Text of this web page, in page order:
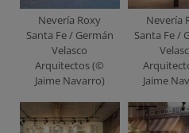
Nevería Roxy
Santa Fe / Germán
Velasco
Arquitectos (©
Jaime Navarro)
Nevería
Santa Fe /
Jaime